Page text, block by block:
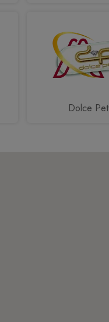
Dolce Pet